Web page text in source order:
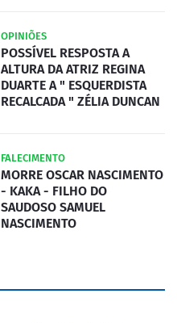
OPINIÕES
POSSÍVEL RESPOSTA A
ALTURA DA ATRIZ REGINA
DUARTE A " ESQUERDISTA
RECALCADA " ZÉLIA DUNCAN
FALECIMENTO
MORRE OSCAR NASCIMENTO
- KAKA - FILHO DO
SAUDOSO SAMUEL
NASCIMENTO